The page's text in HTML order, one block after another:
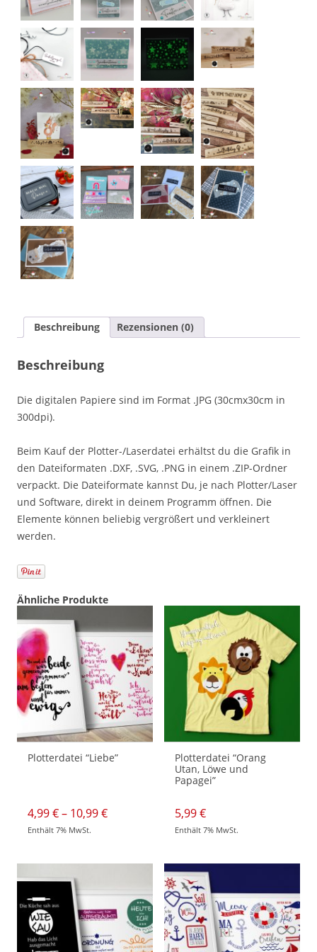
Beschreibung Rezensionen (0)
Beschreibung
Die digitalen Papiere sind im Format .JPG (30cmx30cm in
300dpi).
Beim Kauf der Plotter-/Laserdatei erhältst du die Grafik in
den Dateiformaten .DXF, .SVG, .PNG in einem .ZIP-Ordner
verpackt. Die Dateiformate kannst Du, je nach Plotter/Laser
und Software, direkt in deinem Programm öffnen. Die
Elemente können beliebig vergrößert und verkleinert
werden.
Ähnliche Produkte
Plotterdatei “Liebe”
4,99€– 10,99€Preisspanne:
Enthält 7% MwSt.
mehrere
Varianten
Die
Optionen
können
auf
der
Produktseite
Plotterdatei “Orang
Utan, Löwe und
Papagei”
5,99€
Enthält 7% MwSt.